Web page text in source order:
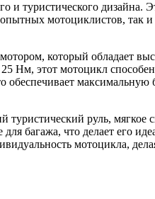
и туристического
мотоциклистов, так и
который обладает
этот мотоцикл способен
обеспечивает
руль, мягкое
багажа, что делает его
мотоцикла,